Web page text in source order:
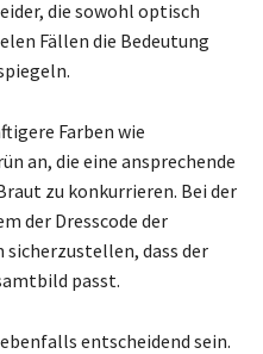
die sowohl optisch
Fällen die Bedeutung
Farben wie
an, die eine ansprechende
zu konkurrieren. Bei der
der Dresscode der
dass der
passt.
entscheidend sein.